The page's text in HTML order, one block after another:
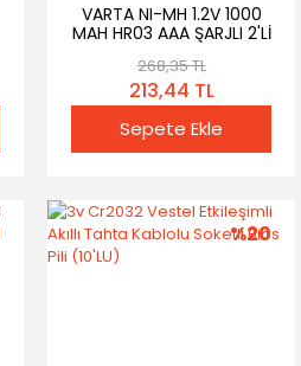
VARTA NI-MH 1.2V 1000
MAH HR03 AAA ŞARJLI 2'Lİ
268,35 TL
213,44 TL
Sepete Ekle
%20